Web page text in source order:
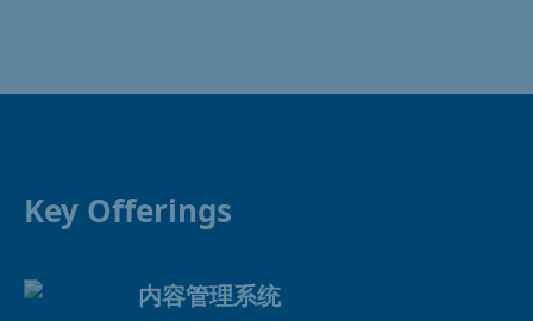
Key Offerings
内容管理系统